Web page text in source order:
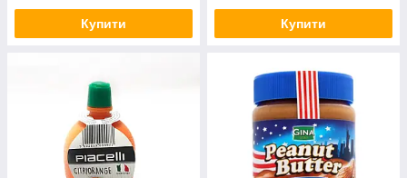
Купити Купити